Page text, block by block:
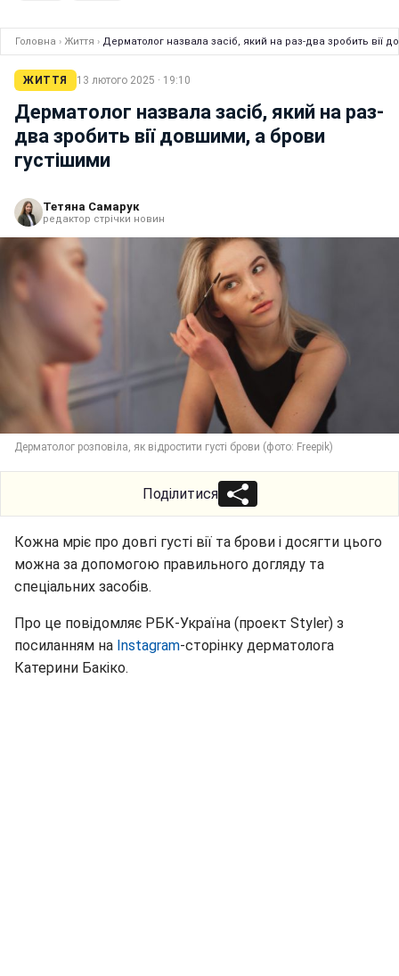
Головна › Життя › Дерматолог назвала засіб, який на раз-два зробить вії
ЖИТТЯ 13 лютого 2025 · 19:10
Дерматолог назвала засіб, який на раз-
два зробить вії довшими, а брови
густішими
Тетяна Самарук
редактор стрічки новин
Дерматолог розповіла, як відростити густі брови (фото: Freepik)
Поділитися
Кожна мріє про довгі густі вії та брови і досягти цього
можна за допомогою правильного догляду та
спеціальних засобів.
Про це повідомляє РБК-Україна (проект Styler) з
посиланням на Instagram-сторінку дерматолога
Катерини Бакіко.